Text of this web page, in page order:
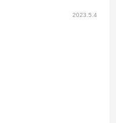
2023.5.4